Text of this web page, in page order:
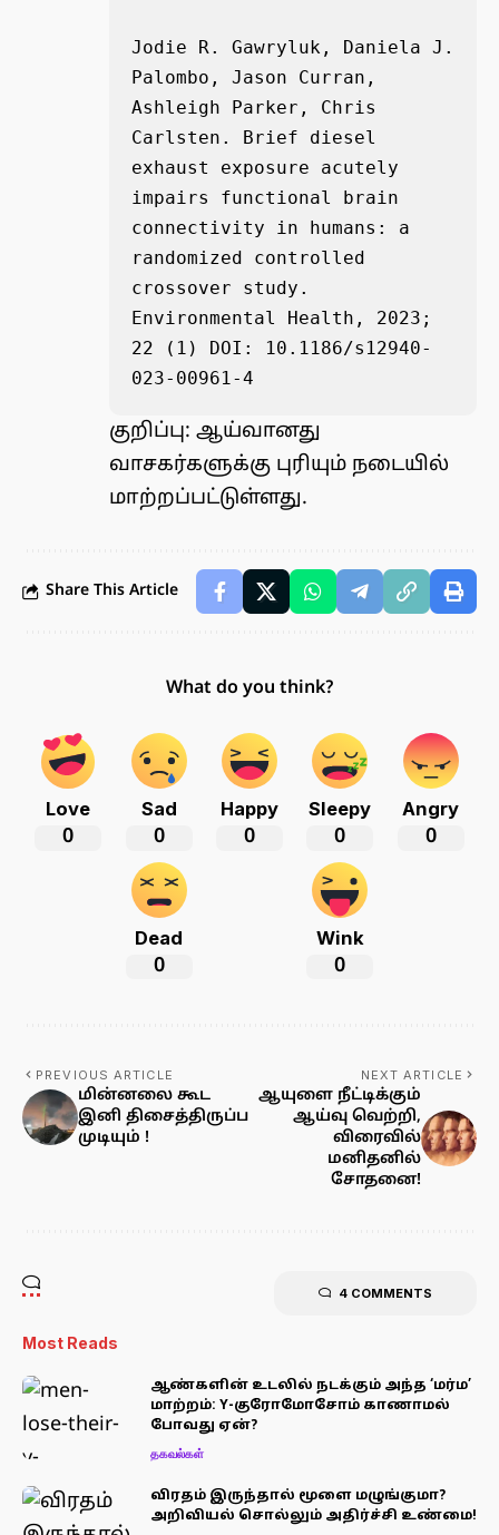
Jodie R. Gawryluk, Daniela J.
Palombo, Jason Curran,
Ashleigh Parker, Chris
Carlsten. Brief diesel
exhaust exposure acutely
impairs functional brain
connectivity in humans: a
randomized controlled
crossover study.
Environmental Health, 2023;
22 (1) DOI: 10.1186/s12940-
023-00961-4
குறிப்பு: ஆய்வானது
வாசகர்களுக்கு புரியும் நடையில்
மாற்றப்பட்டுள்ளது.
Share This Article
What do you think?
Love
0
Sad
0
Happy
0
Sleepy
0
Angry
0
Dead
0
Wink
0
PREVIOUS ARTICLE
மின்னலை கூட
இனி திசைத்திருப்ப
முடியும் !
NEXT ARTICLE
ஆயுளை நீட்டிக்கும்
ஆய்வு வெற்றி,
விரைவில்
மனிதனில்
சோதனை!
4 COMMENTS
Most Reads
ஆண்களின் உடலில் நடக்கும் அந்த ‘மர்ம’
மாற்றம்: Y-குரோமோசோம் காணாமல்
போவது ஏன்?
தகவல்கள்
விரதம் இருந்தால் மூளை மழுங்குமா?
அறிவியல் சொல்லும் அதிர்ச்சி உண்மை!